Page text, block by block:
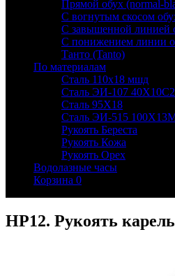
Прямой обух (normal-
С вогнутым скосом
С завышенной линией
С понижением линии
Танто (Tanto)
По материалам
Сталь 110х18 мшд
Сталь ЭИ-107
Сталь 95Х18
Сталь ЭИ-515
Рукоять Береста
Рукоять Кожа
Рукоять Орех
Водолазные часы
Корзина 0
НР12. Рукоять